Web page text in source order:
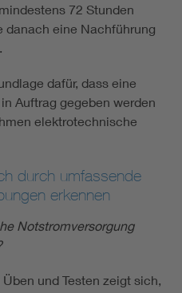
72 Stunden
danach eine Nachführung
dafür, dass eine
Auftrag gegeben werden
elektrotechnische
durch umfassende
erkennen
Notstromversorgung
und Testen zeigt sich,